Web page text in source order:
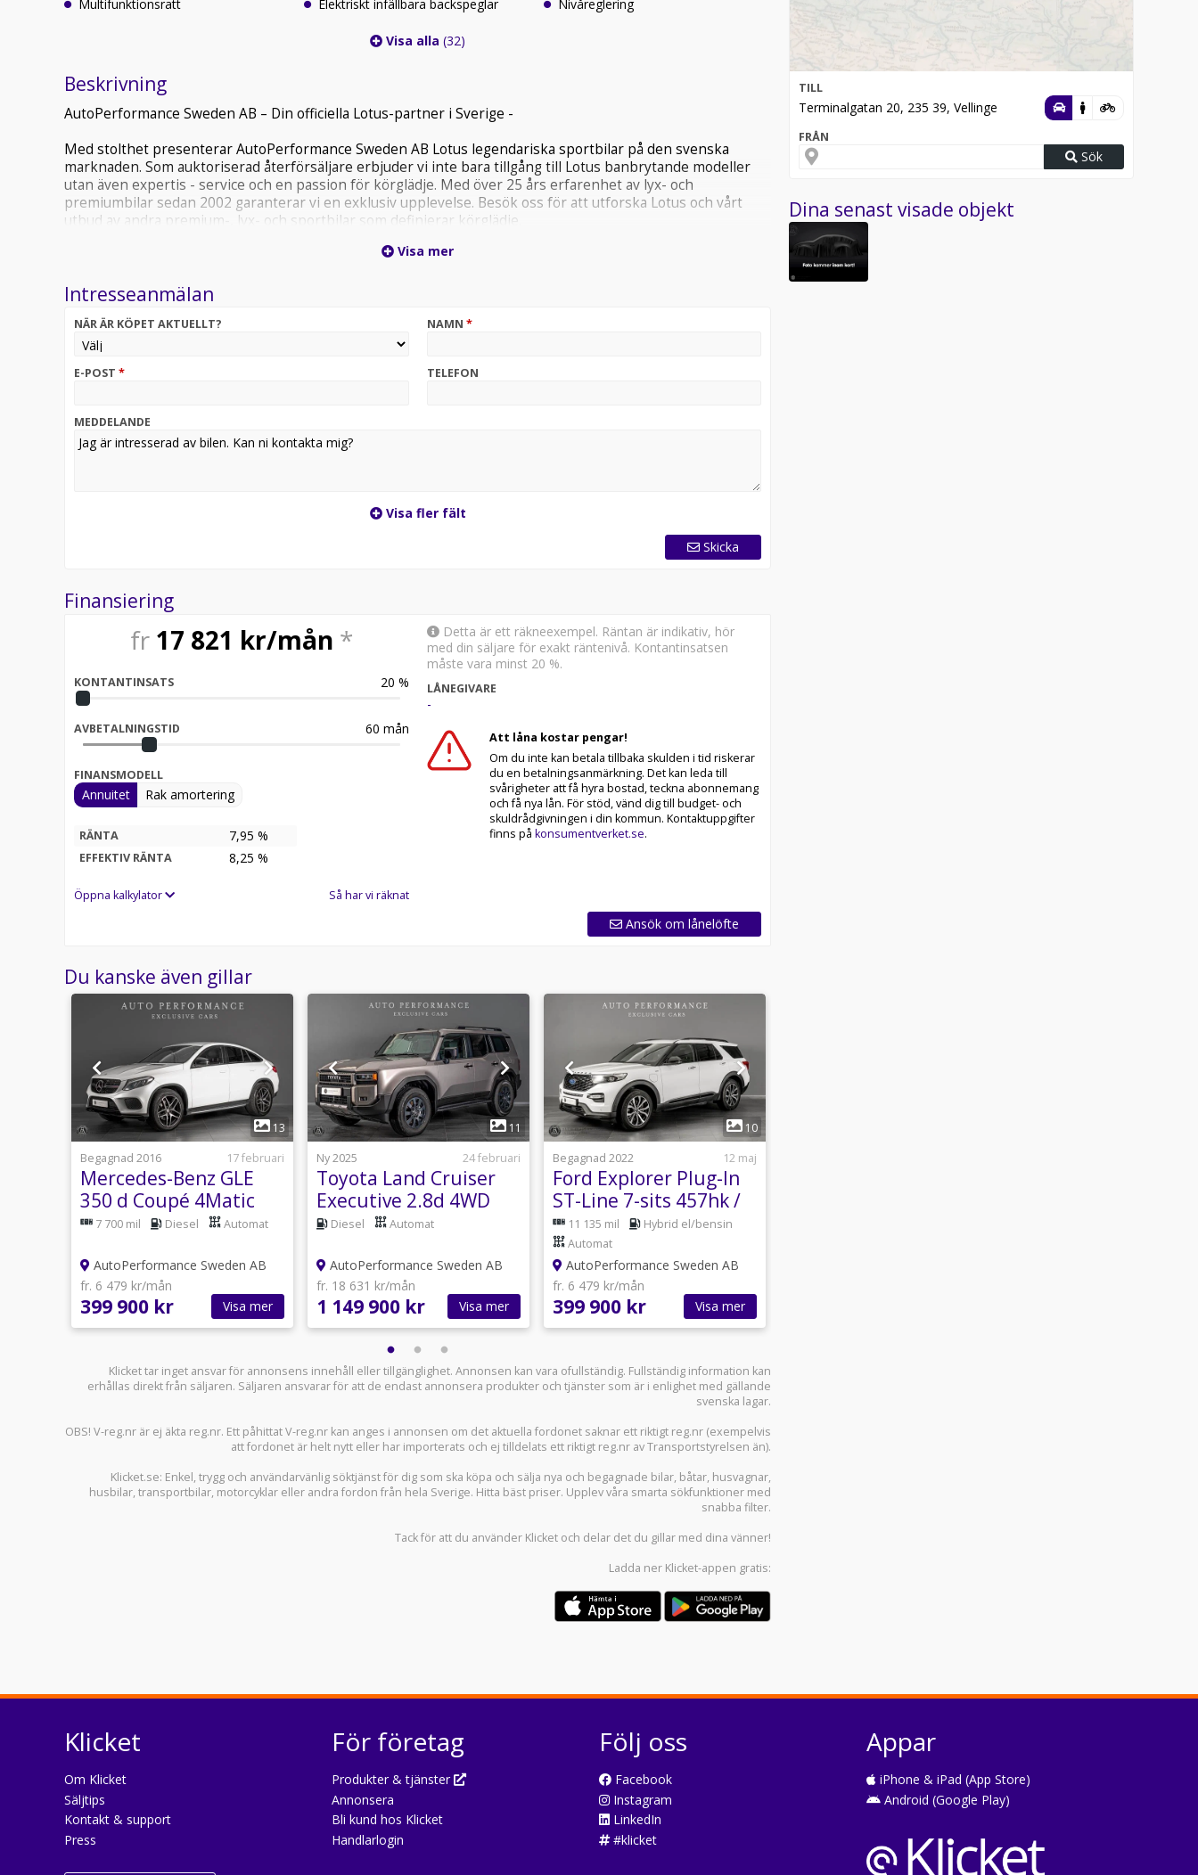
Multifunktionsratt
Elektriskt infällbara backspeglar
Nivåreglering
Visa alla(32)
Beskrivning
AutoPerformance Sweden AB – Din officiella Lotus-partner i Sverige -
Med stolthet presenterar AutoPerformance Sweden AB Lotus legendariska sportbilar på den svenska
marknaden. Som auktoriserad återförsäljare erbjuder vi inte bara tillgång till Lotus banbrytande modeller
utan även expertis - service och en passion för körglädje. Med över 25 års erfarenhet av lyx- och
premiumbilar sedan 2002 garanterar vi en exklusiv upplevelse. Besök oss för att utforska Lotus och vårt
utbud av andra premium-, lyx- och sportbilar som definierar körglädje.
*** Vi erbjuder videopresentation på samtliga objekt! Köp bilen via vårt distanspaket: Leverans hem till
https://autoperformance.se/distans-paketet/ ***
Svensksåld och leasebar Land Rover Defender P300e Plug-in Hybrid för omgående leverans!
Visa mer
Intresseanmälan
NÄR ÄR KÖPET AKTUELLT? NAMN *
E-POST * TELEFON
MEDDELANDE
Visa fler fält
Skicka
Finansiering
fr 17 821 kr/mån *
KONTANTINSATS 20 %
AVBETALNINGSTID 60 mån
FINANSMODELL
Annuitet Rak amortering
RÄNTA 7,95 %
EFFEKTIV RÄNTA 8,25 %
Öppna kalkylator Så har vi räknat
Detta är ett räkneexempel. Räntan är indikativ, hör
med din säljare för exakt räntenivå. Kontantinsatsen
måste vara minst 20 %.
LÅNEGIVARE
-
Att låna kostar pengar!
Om du inte kan betala tillbaka skulden i tid riskerar
du en betalningsanmärkning. Det kan leda till
svårigheter att få hyra bostad, teckna abonnemang
och få nya lån. För stöd, vänd dig till budget- och
skuldrådgivningen i din kommun. Kontaktuppgifter
finns på konsumentverket.se.
Ansök om lånelöfte
Du kanske även gillar
1
13
Begagnad 2016
17 februari
Mercedes-Benz GLE
350 d Coupé 4Matic
AMG 258hk /
7 700 mil Diesel Automat
AutoPerformance Sweden AB
fr. 6 479 kr/mån
399 900 kr Visa mer
1
11
Ny 2025
24 februari
Toyota Land Cruiser
Executive 2.8d 4WD
204hk / Hemleverans /
Diesel Automat
AutoPerformance Sweden AB
fr. 18 631 kr/mån
1 149 900 kr Visa mer
1
10
Begagnad 2022
12 maj
Ford Explorer Plug-In
ST-Line 7-sits 457hk /
Hemleverans /
11 135 mil
Hybrid el/bensin
Automat
AutoPerformance Sweden AB
fr. 6 479 kr/mån
399 900 kr Visa mer
Klicket tar inget ansvar för annonsens innehåll eller tillgänglighet. Annonsen kan vara ofullständig. Fullständig information kan
erhållas direkt från säljaren. Säljaren ansvarar för att de endast annonsera produkter och tjänster som är i enlighet med gällande
svenska lagar.
OBS! V-reg.nr är ej äkta reg.nr. Ett påhittat V-reg.nr kan anges i annonsen om det aktuella fordonet saknar ett riktigt reg.nr (exempelvis
att fordonet är helt nytt eller har importerats och ej tilldelats ett riktigt reg.nr av Transportstyrelsen än).
Klicket.se: Enkel, trygg och användarvänlig söktjänst för dig som ska köpa och sälja nya och begagnade bilar, båtar, husvagnar,
husbilar,transportbilar, motorcyklar eller andra fordon från hela Sverige. Hitta bäst priser. Upplev våra smarta sökfunktioner med
snabba filter.
Tack för att du använder Klicket och delar det du gillar med dina vänner!
Ladda ner Klicket-appen gratis:
TILL
Terminalgatan 20, 235 39, Vellinge
FRÅN
Sök
Dina senast visade objekt
Klicket
Om Klicket
Säljtips
Kontakt & support
Press
För företag
Produkter & tjänster
Annonsera
Bli kund hos Klicket
Handlarlogin
Följ oss
Facebook
Instagram
LinkedIn
#klicket
Appar
iPhone & iPad (App Store)
Android (Google Play)